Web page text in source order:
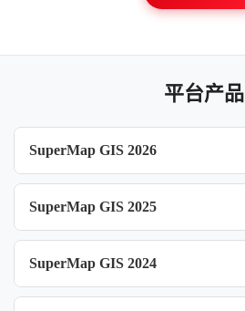
平台产品
SuperMap GIS 2026
SuperMap GIS 2025
SuperMap GIS 2024